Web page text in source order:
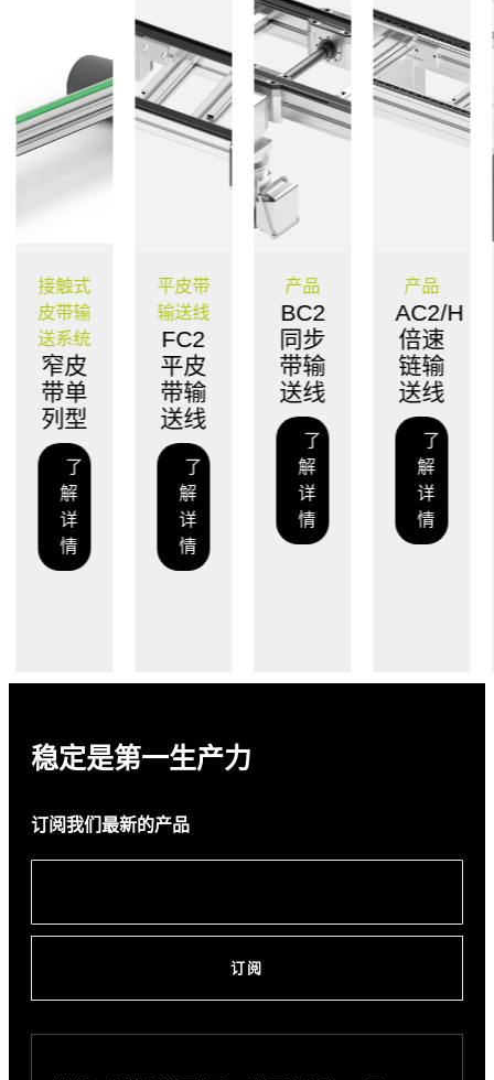
平皮带
输送线
FC2
平皮
带输
送线
了
解
详
情
产品
BC2
同步
带输
送线
了
解
详
情
产品
AC2/H
倍速
链输
送线
了
解
详
情
护栏系
统
护栏
系统
了
解
详
情
稳定是第一生产力
订阅我们最新的产品
订阅